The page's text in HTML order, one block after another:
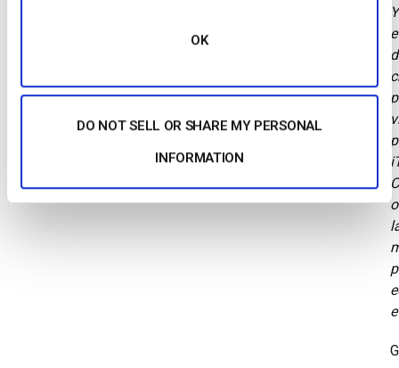
OK
DO NOT SELL OR SHARE MY PERSONAL
INFORMATION
e